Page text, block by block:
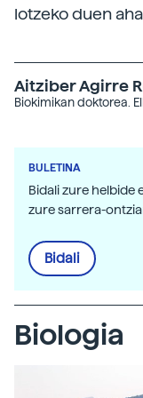
lotzeko duen
Aitziber Agirre
Biokimikan doktorea.
BULETINA
Bidali zure helbide
zure sarrera-
Bidali
Biologia